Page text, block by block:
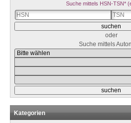
Suche mittels HSN-TSN*
oder
Suche mittels
Kategorien